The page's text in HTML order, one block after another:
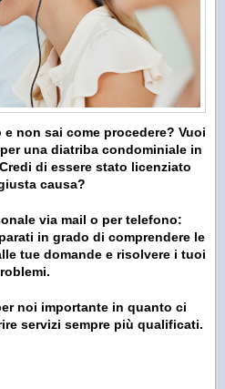
non sai come procedere? Vuoi
una diatriba condominiale in
di essere stato licenziato
causa?
via mail o per telefono:
in grado di comprendere le
tue domande e risolvere i tuoi
noi importante in quanto ci
servizi sempre più qualificati.